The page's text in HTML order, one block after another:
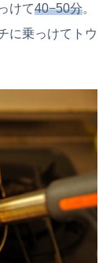
けて40−50分。
に乗っけてトウ